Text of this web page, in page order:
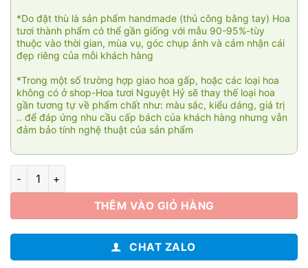
*Do đặt thù là sản phẩm handmade (thủ công bằng tay) Hoa
tươi thành phẩm có thể gần giống với mẫu 90-95%-tùy
thuộc vào thời gian, mùa vụ, góc chụp ảnh và cảm nhận cái
đẹp riêng của mỗi khách hàng
*Trong một số trường hợp giao hoa gấp, hoặc các loại hoa
không có ở shop-Hoa tươi Nguyệt Hỷ sẽ thay thế loại hoa
gần tương tự về phẩm chất như: màu sắc, kiểu dáng, giá trị
.. để đáp ứng nhu cầu cấp bách của khách hàng nhưng vẫn
đảm bảo tính nghệ thuật của sản phẩm
Ngày nắng lên 02 số lượng
THÊM VÀO GIỎ HÀNG
CHAT ZALO